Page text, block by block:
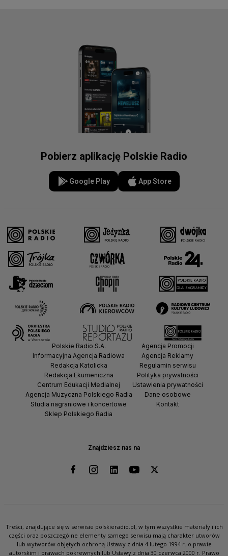
Pobierz aplikację Polskie Radio
Google Play App Store
Znajdziesz nas na
Polskie Radio S.A.
Informacyjna Agencja Radiowa
Redakcja Katolicka
Redakcja Ekumeniczna
Centrum Edukacji Medialnej
Agencja Muzyczna Polskiego Radia
Studia nagraniowe i koncertowe
Sklep Polskiego Radia
Agencja Promocji
Agencja Reklamy
Regulamin serwisu
Polityka prywatności
Ustawienia prywatności
Dane osobowe
Kontakt
Treści, znajdujące się w serwisie polskieradio.pl, w tym wszystkie materiały i ich
części oraz poszczególne elementy samego serwisu mają charakter utworów
lub wytworów objętych ochroną Ustawy z dnia 4 lutego 1994 r. o prawie
autorskim i prawach pokrewnych lub Ustawy z dnia 30 czerwca 2000 r. Prawo